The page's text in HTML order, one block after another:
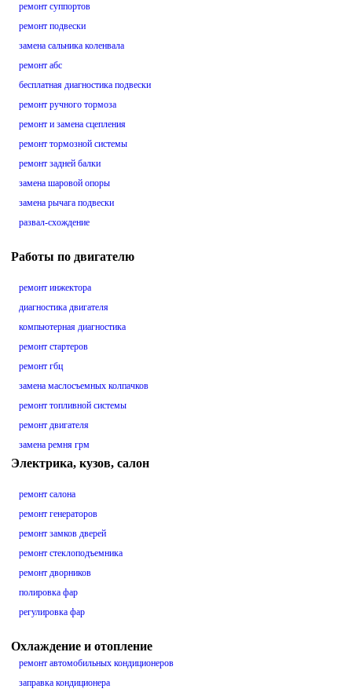
ремонт суппортов
ремонт подвески
замена сальника коленвала
ремонт абс
бесплатная диагностика подвески
ремонт ручного тормоза
ремонт и замена сцепления
ремонт тормозной системы
ремонт задней балки
замена шаровой опоры
замена рычага подвески
развал-схождение
Работы по двигателю
ремонт инжектора
диагностика двигателя
компьютерная диагностика
ремонт стартеров
ремонт гбц
замена маслосъемных колпачков
ремонт топливной системы
ремонт двигателя
замена ремня грм
Электрика, кузов, салон
ремонт салона
ремонт генераторов
ремонт замков дверей
ремонт стеклоподъемника
ремонт дворников
полировка фар
регулировка фар
Охлаждение и отопление
ремонт автомобильных кондиционеров
заправка кондиционера